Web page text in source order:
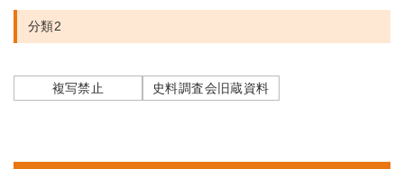
分類2
複写禁止 史料調査会旧蔵資料